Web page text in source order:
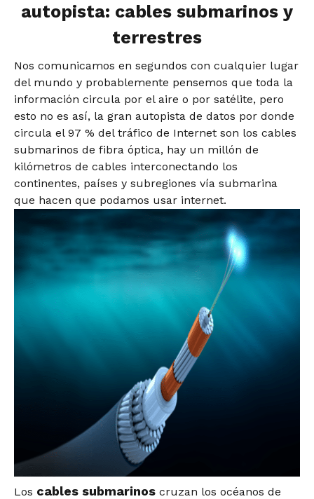
autopista: cables submarinos y
terrestres
Nos comunicamos en segundos con cualquier lugar
del mundo y probablemente pensemos que toda la
información circula por el aire o por satélite, pero
esto no es así, la gran autopista de datos por donde
circula el 97 % del tráfico de Internet son los cables
submarinos de fibra óptica, hay un millón de
kilómetros de cables interconectando los
continentes, países y subregiones vía submarina
que hacen que podamos usar internet.
Los cables submarinos cruzan los océanos de